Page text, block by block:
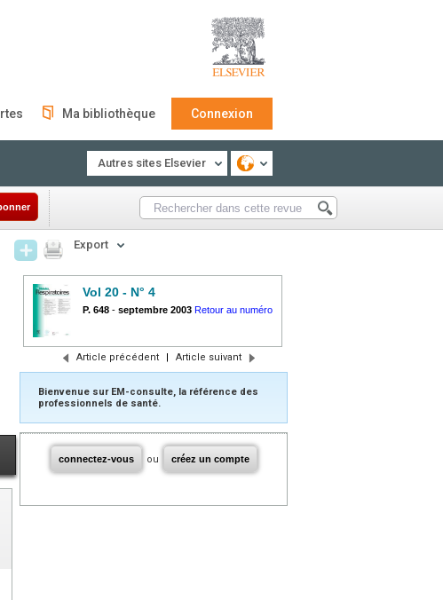
Ma bibliothèque Connexion
Autres sites Elsevier
Export
Vol 20 - N° 4
P. 648 - septembre 2003 Retour au numéro
Article précédent | Article suivant
Bienvenue sur EM-consulte, la référence des
professionnels de santé.
connectez-vous ou créez un compte